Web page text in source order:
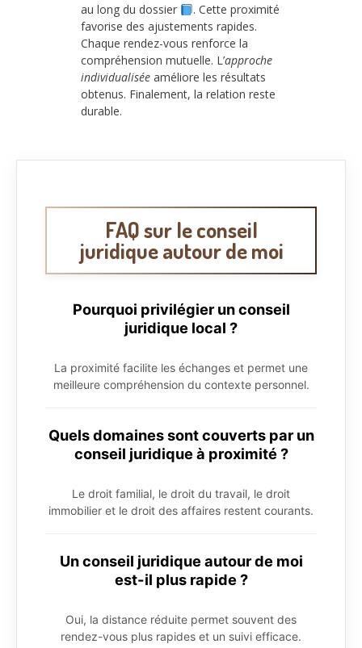
au long du dossier
. Cette proximité
favorise des ajustements rapides.
Chaque rendez-vous renforce la
compréhension mutuelle. L’approche
individualisée améliore les résultats
obtenus. Finalement, la relation reste
durable.
FAQ sur le conseil
juridique autour de moi
Pourquoi privilégier un conseil
juridique local ?
La proximité facilite les échanges et permet une
meilleure compréhension du contexte personnel.
Quels domaines sont couverts par un
conseil juridique à proximité ?
Le droit familial, le droit du travail, le droit
immobilier et le droit des affaires restent courants.
Un conseil juridique autour de moi
est-il plus rapide ?
Oui, la distance réduite permet souvent des
rendez-vous plus rapides et un suivi efficace.